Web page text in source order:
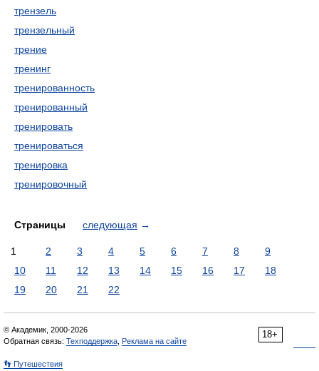
трензель
трензельный
трение
тренинг
тренированность
тренированный
тренировать
тренироваться
тренировка
тренировочный
Страницы следующая →
1 2 3 4 5 6 7 8
9
10
11 12 13 14 15 16 17
18
19
20 21 22
18+
© Академик, 2000-2026
Обратная связь: Техподдержка Реклама на сайте
👣 Путешествия